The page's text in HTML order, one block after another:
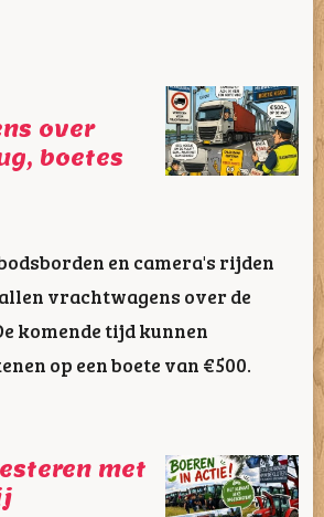
over
boetes
en camera's rijden
vrachtwagens over de
komende tijd kunnen
op een boete van €500.
met